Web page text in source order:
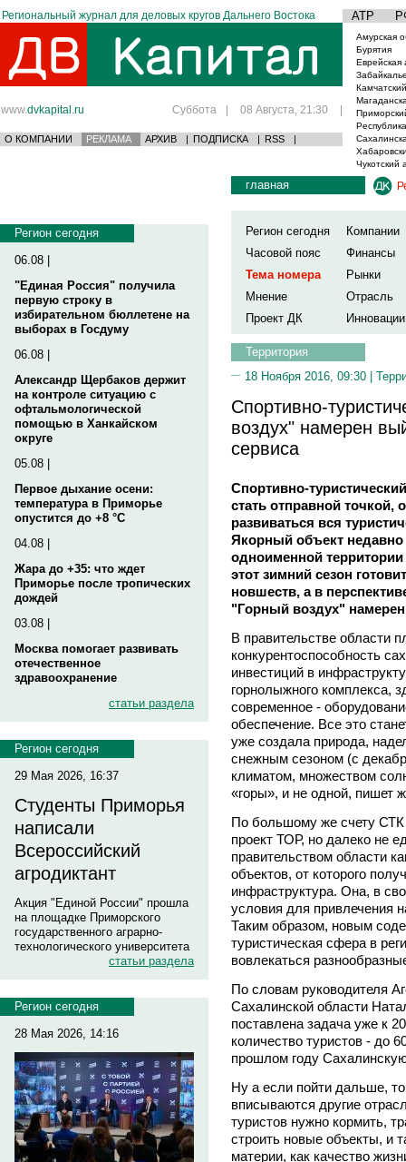
Региональный журнал для деловых кругов Дальнего Востока АТР
www.dvkapital.ru Суббота | 08 Августа, 21:30 |
О КОМПАНИИ РЕКЛАМА АРХИВ | ПОДПИСКА | RSS |
Амурская
Бурятия
Еврейская
Чукотский
Регион сегодня
06.08 |
"Единая Россия" получила
первую строку в
избирательном бюллетене на
выборах в Госдуму
06.08 |
Александр Щербаков держит
на контроле ситуацию с
офтальмологической
помощью в Ханкайском
округе
05.08 |
Первое дыхание осени:
температура в Приморье
опустится до +8 °C
04.08 |
Жара до +35: что ждет
Приморье после тропических
дождей
03.08 |
Москва помогает развивать
отечественное
здравоохранение
статьи раздела
Регион сегодня
29 Мая 2026, 16:37
Студенты Приморья
написали
Всероссийский
агродиктант
Акция "Единой России" прошла
на площадке Приморского
государственного аграрно-
технологического университета
статьи раздела
Регион сегодня
28 Мая 2026, 14:16
главная
Регион сегодня
Компании
Часовой пояс
Финансы
Тема номера
Рынки
Мнение
Отрасль
Проект ДК
Инновации
Территория
18 Ноября 2016, 09:30 |
Спортивно-
воздух" намерен
сервиса
Спортивно-
стать отправной точкой,
развиваться вся
Якорный объект
одноименной
этот зимний сезон
новшеств, а в
"Горный воздух"
В правительстве области
конкурентоспособность
инвестиций в
горнолыжного комплекса,
современное -
обеспечение. Все это
уже создала природа,
снежным сезоном (с
климатом, множеством
«горы», и не одной, пишет
По большому же счету СТК
проект ТОР, но далеко не
правительством области
объектов, от которого
инфраструктура. Она, в
условия для привлечения
Таким образом, новым
туристическая сфера в
вовлекаться
По словам руководителя
Сахалинской области
поставлена задача уже к
количество туристов - до
прошлом году
Ну а если пойти дальше,
вписываются другие
туристов нужно кормить,
строить новые объекты, и
материи, как качество